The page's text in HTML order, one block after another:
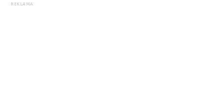
REKLAMA